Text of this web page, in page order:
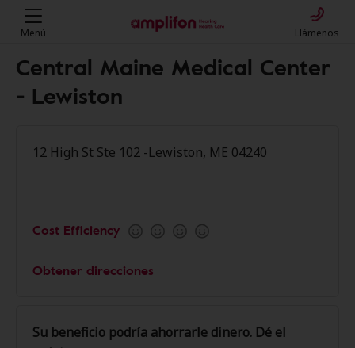
Menú Llámenos
Central Maine Medical Center
- Lewiston
12 High St Ste 102 -Lewiston, ME 04240
Cost Efficiency
Obtener direcciones
Su beneficio podría ahorrarle dinero. Dé el